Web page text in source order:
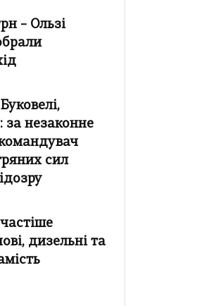
– Ользі
за незаконне
сил
дизельні та